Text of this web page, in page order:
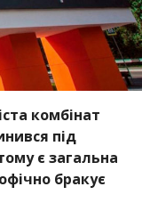
комбінат
під
є загальна
бракує